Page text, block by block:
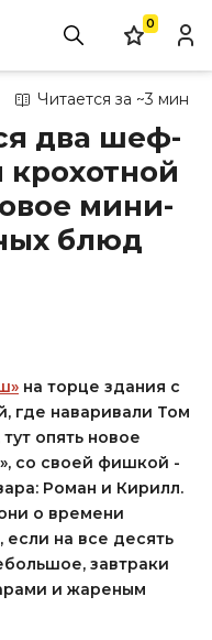
0
Читается за ~3 мин
два шеф-
крохотной
мини-
блюд
на торце здания с
где наваривали Том
опять новое
со своей фишкой -
Роман и Кирилл.
о времени
на все десять
завтраки
и жареным